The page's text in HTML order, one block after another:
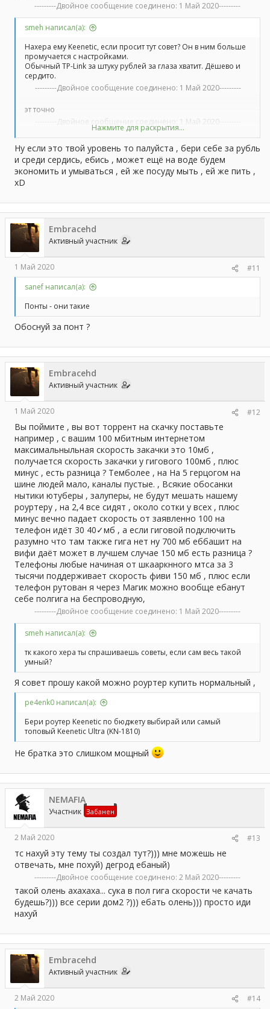
---------Двойное сообщение соединено: 1 Май 2020---------
smeh написал(а):
Нахера ему Keenetic, если просит тут совет? Он в ним больше
промучается с настройками.
Обычный TP-Link за штуку рублей за глаза хватит. Дёшево и
сердито.
---------Двойное сообщение соединено: 1 Май 2020---------
эт точно
---------Двойное сообщение соединено:
1 Май 2020
школьник насмотревшийся ютуб, что еще...
Нажмите для раскрытия...
Ну если это твой уровень то палуйста , бери себе за рубль
и среди сердись, ебись , может ещё на воде будем
экономить и умываться , ей же посуду мыть , ей же пить ,
xD
Embracehd
Активный участник
1 Май 2020
#11
sanef написал(а):
Понты - они такие
Обоснуй за понт ?
Embracehd
Активный участник
1 Май 2020 #12
Вы поймите , вы вот торрент на скачку поставьте
например , с вашим 100 мбитным интернетом
максимальныльная скорость закачки это 10мб ,
получается скорость закачки у гигового 100мб , плюс
минус , есть разница ? Темболее , на На 5 герцогом на
шине людей мало, каналы пустые. , Всякие обосанки
нытики ютуберы , залуперы, не будут мешать нашему
роуртеру , на 2,4 все сидят , около сотки у всех , плюс
минус вечно падает скорость от заявленно 100 на
телефон идёт 30 40✓мб , а если гиговой подключить
разумно что там также гига нет ну 700 мб еббашит на
вифи даёт может в лучшем случае 150 мб есть разница ?
Телефоны любые начиная от шкааркнного мтса за 3
тысячи поддерживает скорость фиви 150 мб , плюс если
телефон рутован я через Магик можно вообще ебанут
себе полгига на беспроводную,
---------Двойное сообщение соединено: 1 Май 2020---------
smeh написал(а):
тк какого хера ты спрашиваешь советы, если сам весь такой
умный?
Я совет прошу какой можно роуртер купить нормальный ,
pe4enk0 написал(а):
Бери роутер Keenetic по бюджету выбирай или самый
топовый Keenetic Ultra (KN-1810)
Не братка это слишком мощный
NEMAFIA
Участник Забанен
2 Май 2020 #13
тс нахуй эту тему ты создал тут?))) мне можешь не
отвечать, мне похуй) дегрод ебаный)
---------Двойное сообщение соединено: 2 Май 2020---------
такой олень ахахаха... сука в пол гига скорости че качать
будешь?))) все серии дом2 ?))) ебать олень))) просто иди
нахуй
Embracehd
Активный участник
2 Май 2020 #14